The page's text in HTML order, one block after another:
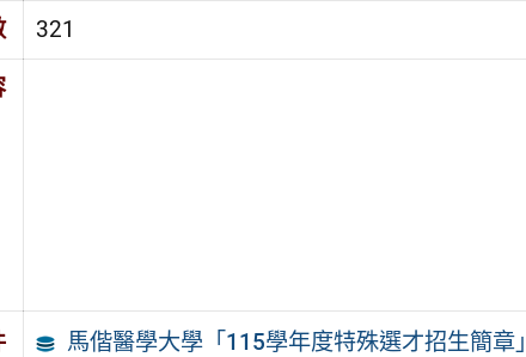
321
馬偕醫學大學「115學年度特殊選才招生簡章」